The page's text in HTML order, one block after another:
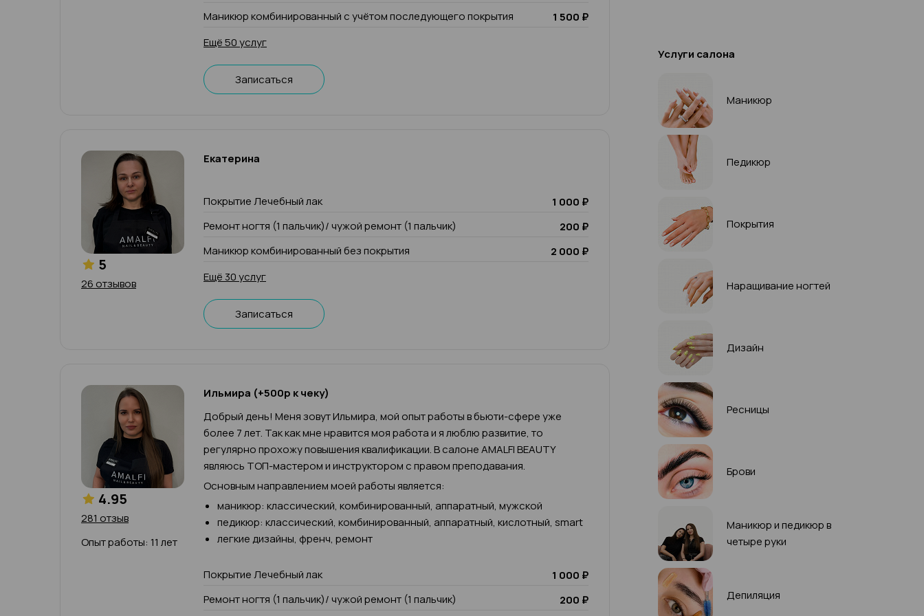
Маникюр комбинированный с учётом последующего покрытия
1 500 ₽
Ещё 50 услуг
Записаться
5
26 отзывов
Екатерина
Покрытие Лечебный лак
1 000 ₽
Ремонт ногтя (1 пальчик)/ чужой ремонт (1 пальчик)
200 ₽
Маникюр комбинированный без покрытия
2 000 ₽
Ещё 30 услуг
Записаться
4.95
281 отзыв
Опыт работы: 11 лет
Ильмира (+500р к чеку)
Добрый день! Меня зовут Ильмира, мой опыт работы в бьюти-сфере уже
более 7 лет. Так как мне нравится моя работа и я люблю развитие, то
регулярно прохожу повышения квалификации. В салоне AMALFI BEAUTY
являюсь ТОП-мастером и инструктором с правом преподавания.
Основным направлением моей работы является:
маникюр: классический, комбинированный, аппаратный, мужской
педикюр: классический, комбинированный, аппаратный, кислотный, smart
легкие дизайны, френч, ремонт
Покрытие Лечебный лак
1 000 ₽
Ремонт ногтя (1 пальчик)/ чужой ремонт (1 пальчик)
200 ₽
Услуги салона
Маникюр
Педикюр
Покрытия
Наращивание ногтей
Дизайн
Ресницы
Брови
Маникюр и педикюр в
четыре руки
Депиляция